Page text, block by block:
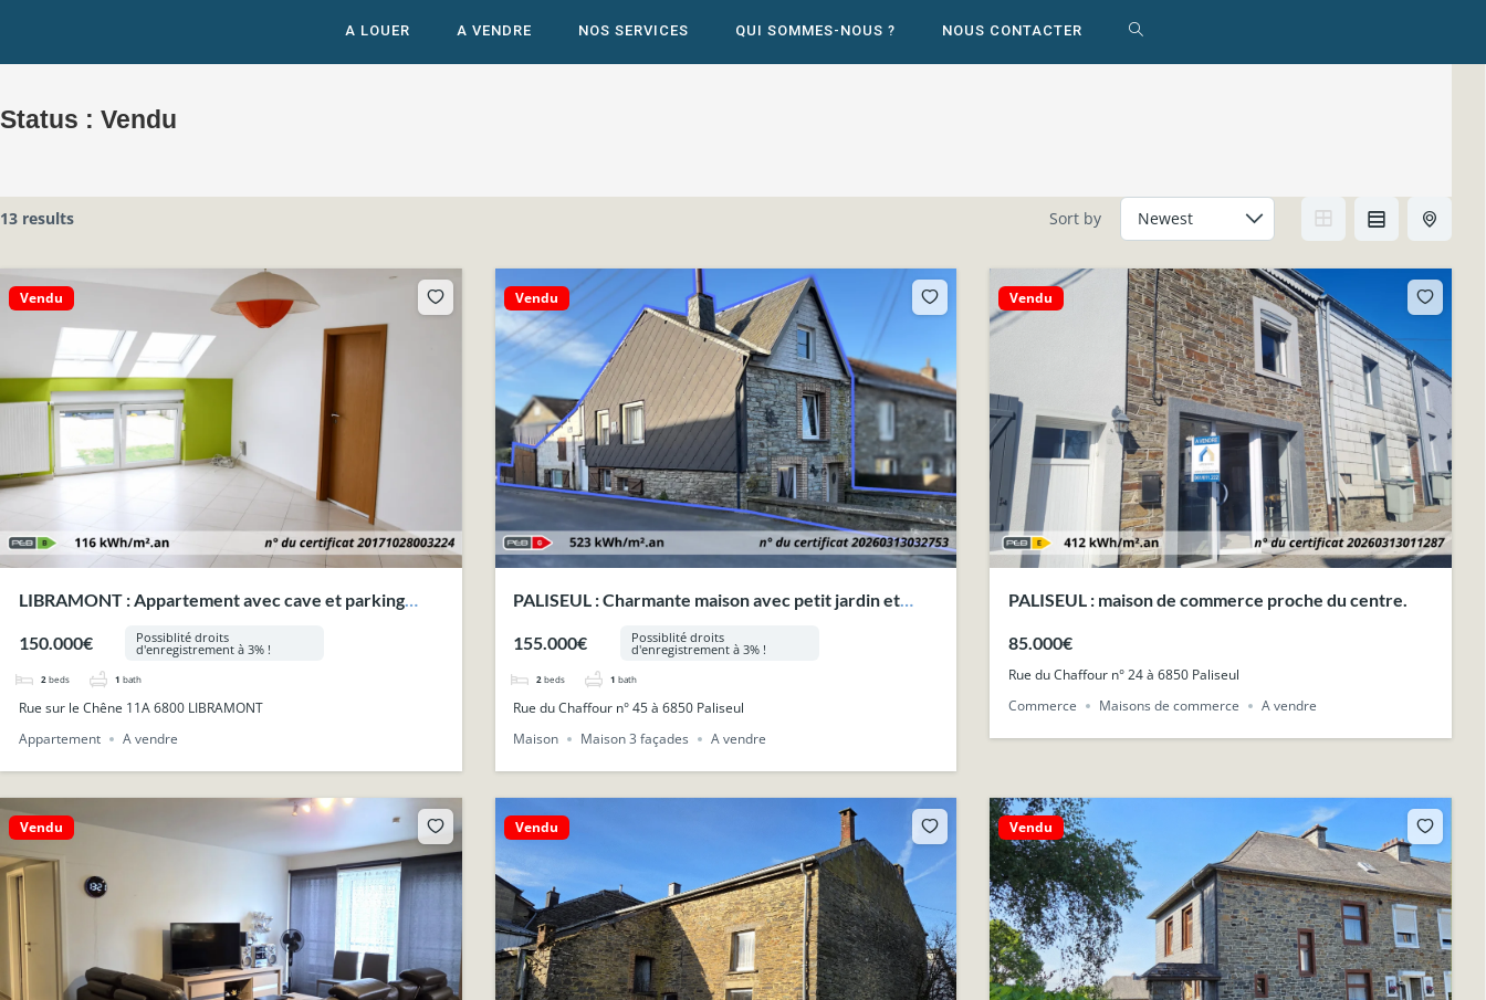
A LOUER A VENDRE NOS SERVICES QUI SOMMES-NOUS ? NOUS CONTACTER TOGGLE
Status : Vendu
13 results Sort by
Vendu
LIBRAMONT : Appartement avec cave et parking
150.000€ Possiblité droits
d'enregistrement à 3% !
2 beds 1 bath
Rue sur le Chêne 11A 6800 LIBRAMONT
Appartement
A vendre
Vendu
PALISEUL : Charmante maison avec petit jardin et
155.000€ Possiblité droits
d'enregistrement à 3% !
2 beds 1 bath
Rue du Chaffour n° 45 à 6850 Paliseul
Maison
Maison 3 façades A vendre
Vendu
PALISEUL : maison de commerce proche du centre.
85.000€
Rue du Chaffour n° 24 à 6850 Paliseul
Commerce
Maisons de commerce A vendre
Vendu Vendu Vendu